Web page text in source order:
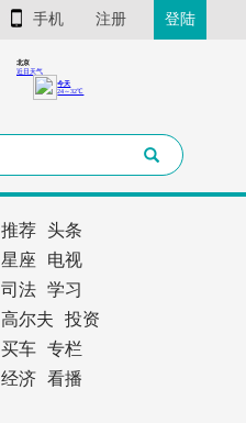
手机 注册 登陆
推荐
头条
星座
电视
司法
学习
高尔夫
投资
买车
专栏
经济 看播